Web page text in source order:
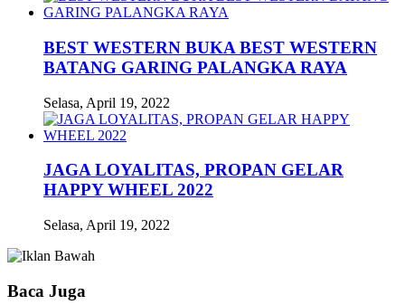
BEST WESTERN BUKA BEST WESTERN
BATANG GARING PALANGKA RAYA
Selasa, April 19, 2022
JAGA LOYALITAS, PROPAN GELAR
HAPPY WHEEL 2022
Selasa, April 19, 2022
Baca Juga